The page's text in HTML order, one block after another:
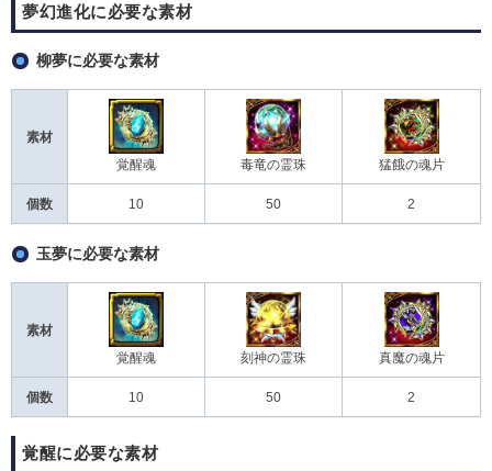
夢幻進化に必要な素材
柳夢に必要な素材
素材
覚醒魂 毒竜の霊珠 猛餓の魂片
個数 10 50 2
玉夢に必要な素材
素材
覚醒魂 刻神の霊珠 真魔の魂片
個数 10 50 2
覚醒に必要な素材